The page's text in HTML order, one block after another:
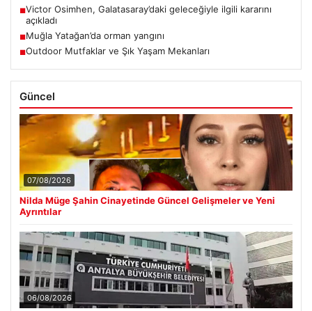
■Victor Osimhen, Galatasaray’daki geleceğiyle ilgili kararını
açıkladı
■Muğla Yatağan’da orman yangını
■Outdoor Mutfaklar ve Şık Yaşam Mekanları
Güncel
07/08/2026
Nilda Müge Şahin Cinayetinde Güncel Gelişmeler ve Yeni
Ayrıntılar
06/08/2026